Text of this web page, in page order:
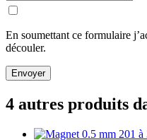
En soumettant ce formulaire
découler.
Envoyer
4 autres produits